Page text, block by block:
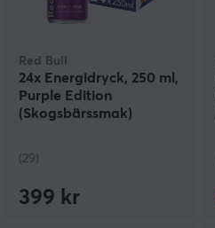
Red Bull
24x Energidryck, 250 ml,
Purple Edition
(Skogsbärssmak)
(29)
399 kr